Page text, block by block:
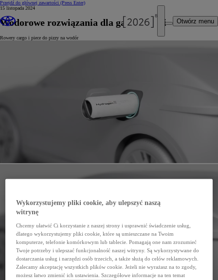
Przejdź do głównej zawartości (Press Enter)
Otwórz menu
15 listopada 2024
Wodorowe rozwiązania dla gastronomii
Rowery cargo i piece do pizzy na wodór
Wykorzystujemy pliki cookie, aby ulepszyć naszą
witrynę
Chcemy ułatwić Ci korzystanie z naszej strony i usprawnić świadczenie usług,
dlatego wykorzystujemy pliki cookie, które są umieszczane na Twoim
komputerze, telefonie komórkowym lub tablecie. Pomagają one nam zrozumieć
Twoje potrzeby i ulepszać funkcjonalność naszej witryny. Są wykorzystywane do
dostarczania usług i narzędzi osób trzecich, a także służą do celów reklamowych.
Zalecamy akceptację wszystkich plików cookie. Jeżeli nie wyrażasz na to zgody,
możesz łatwo zmienić ich ustawienia. Szczegółowe informacje na ten temat